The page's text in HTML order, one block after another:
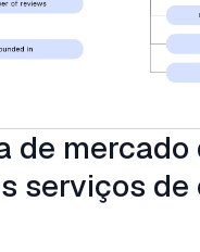
de mercado
serviços de